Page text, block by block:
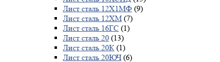
Лист сталь 12Х1МФ (9)
Лист сталь 12ХМ (7)
Лист сталь 16ГС (1)
Лист сталь 20 (13)
Лист сталь 20К (1)
Лист сталь 20ЮЧ (6)